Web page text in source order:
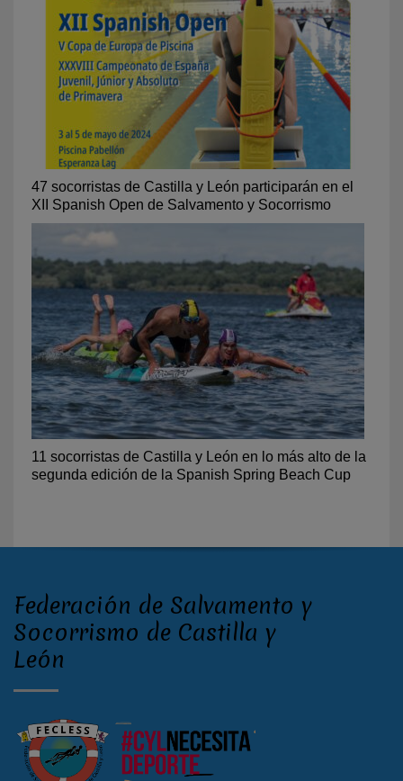
47 socorristas de Castilla y León participarán en el
XII Spanish Open de Salvamento y Socorrismo
11 socorristas de Castilla y León en lo más alto de la
segunda edición de la Spanish Spring Beach Cup
Federación de Salvamento y
Socorrismo de Castilla y
León